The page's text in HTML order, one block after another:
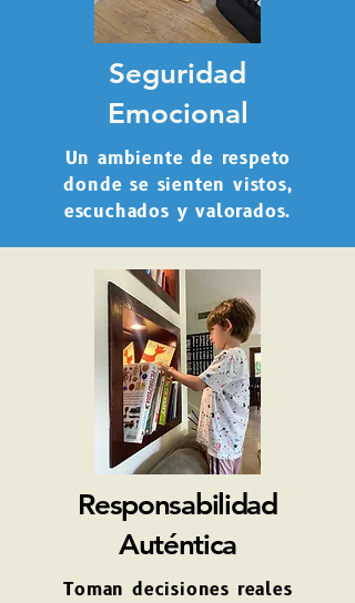
Seguridad
Emocional
Un ambiente de respeto
donde se sienten vistos,
escuchados y valorados.
Responsabilidad
Auténtica
Toman decisiones reales